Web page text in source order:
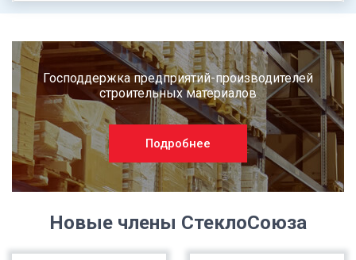
Господдержка предприятий-производителей
строительных материалов
Подробнее
Новые члены СтеклоСоюза